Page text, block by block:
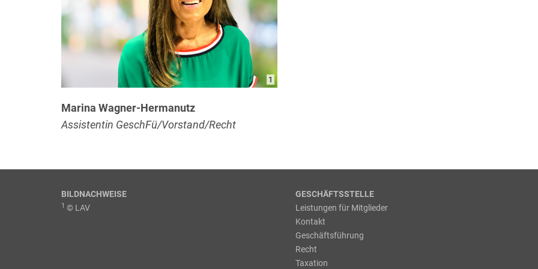
1
Marina Wagner-Hermanutz
Assistentin GeschFü/Vorstand/Recht
BILDNACHWEISE
1 © LAV
GESCHÄFTSSTELLE
Leistungen für Mitglieder
Kontakt
Geschäftsführung
Recht
Taxation